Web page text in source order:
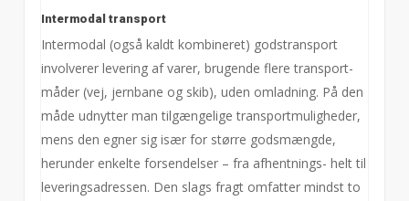
Intermodal transport
Intermodal (også kaldt kombineret) godstransport
involverer levering af varer, brugende flere transport-
måder (vej, jernbane og skib), uden omladning. På den
måde udnytter man tilgængelige transportmuligheder,
mens den egner sig især for større godsmængde,
herunder enkelte forsendelser – fra afhentnings- helt til
leveringsadressen. Den slags fragt omfatter mindst to